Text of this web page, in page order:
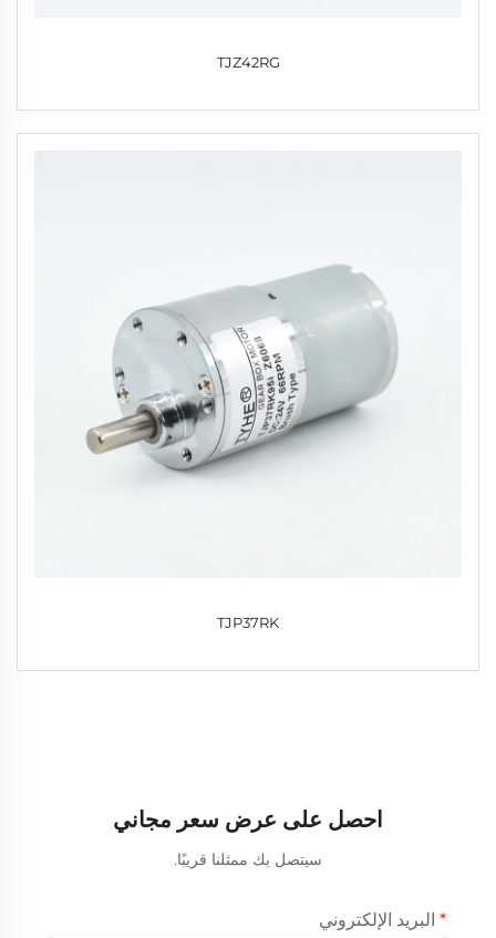
TJZ42RG
TJP37RK
احصل على عرض سعر مجاني
سيتصل بك ممثلنا قريبًا.
البريد الإلكتروني